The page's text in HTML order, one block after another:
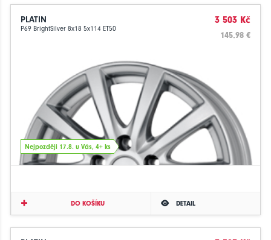
PLATIN
P69 BrightSilver 8x18 5x114 ET50
3 503 Kč
145.98 €
Nejpozději 17.8. u Vás, 4+ ks
DO KOŠÍKU DETAIL